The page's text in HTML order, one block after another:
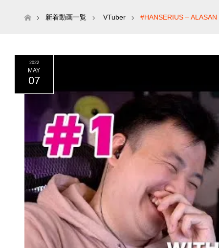
ホーム新着動画一覧 VTuber #HANSERIUS –
2022
MAY
07